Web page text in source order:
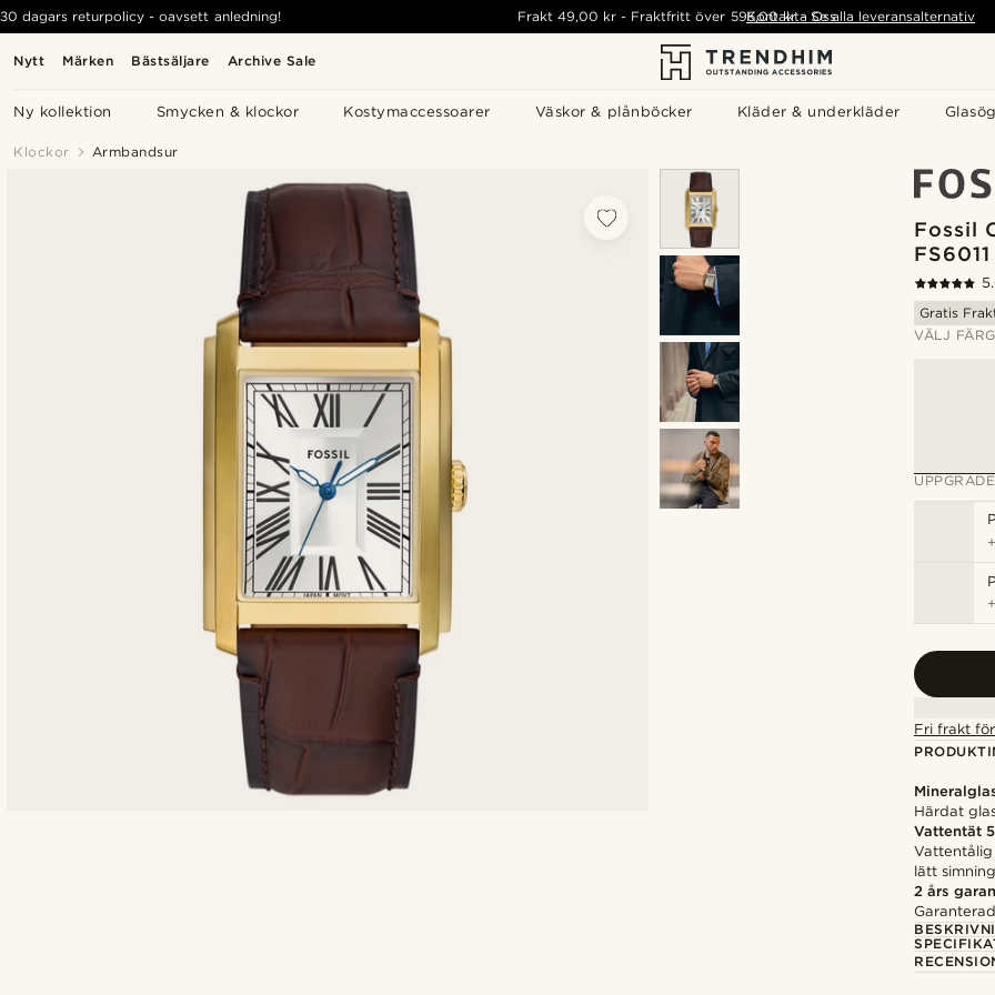
Nytt Märken Bästsäljare Archive Sale
Ny kollektion Smycken & klockor Kostymaccessoarer Väskor & plånböcker Kläder & underkläder
30 dagars returpolicy - oavsett anledning! Frakt49,00 kr - Fraktfritt över 595,00 kr - Se alla leveransalternativ
Kontakta Oss
Klockor Armbandsur
Fossil
FS6011
Gratis
VÄLJ FÄRG
Fri frakt
Härdat
Vattentät
lätt
2 års